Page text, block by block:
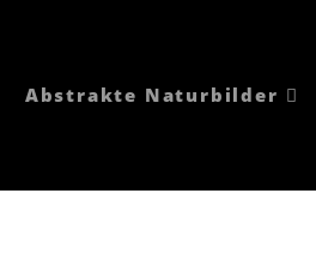
Abstrakte Naturbilder